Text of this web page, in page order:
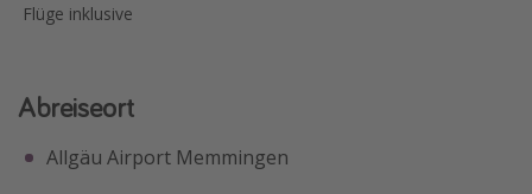
Flüge inklusive
Abreiseort
Allgäu Airport Memmingen